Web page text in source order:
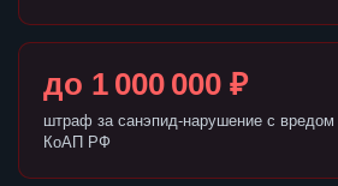
до 1 000 000 ₽
штраф за санэпид-нарушение с
КоАП РФ